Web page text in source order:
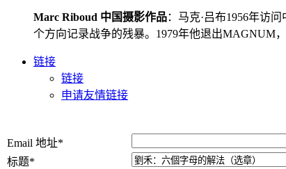
Marc Riboud 中国摄影作品：马克·吕布1956年访
个方向记录战争的残暴。1979年他退出MAGNUM
链接
链接
申请友情链接
Email 地址*
标题*